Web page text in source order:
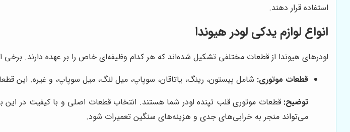
استفاده قرار دهند.
انواع لوازم یدکی لودر هیوندا
لودرهای هیوندا از قطعات مختلفی تشکیل شده‌اند که هر کدام وظیفه‌ای خاص را بر عهده دارند. برخی از
قطعات موتوری: شامل پیستون، رینگ، یاتاقان، سوپاپ، میل لنگ، میل سوپاپ، و غیره. این
توضیح: قطعات موتوری قلب تپنده لودر شما هستند. انتخاب قطعات اصلی و با کیفیت در
می‌تواند منجر به خرابی‌های جدی و هزینه‌های سنگین تعمیرات شود.